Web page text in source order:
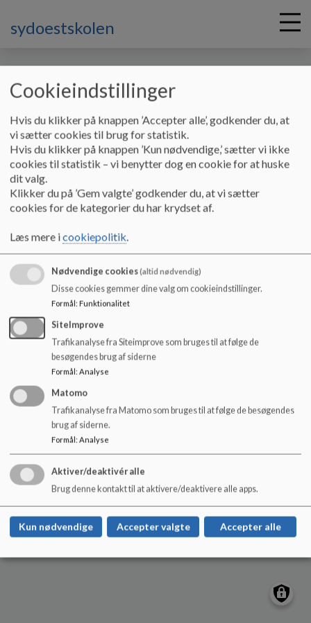
i
sydoestskolen
Muldbjerg SFO Mål og indhold
SFO Mål og indhold
SFO Mål og indhold
Dokumenter
Mål og indhold - Muldbjerg _0.pdf
Hjørring Sydøstskole
Tilgængelighedserklæring
Sitemap
Cookie politik
Cookieindstillinger
Hvis du klikker på knappen ’Accepter alle’, godkender du, at
vi sætter cookies til brug for statistik.
Hvis du klikker på knappen ’Kun nødvendige,’ sætter vi ikke
cookies til statistik – vi benytter dog en cookie for at huske
dit valg.
Klikker du på ’Gem valgte’ godkender du, at vi sætter
cookies for de kategorier du har krydset af.
Læs mere icookiepolitik.
Nødvendige cookies(altid nødvendig)
Disse cookies gemmer dine valg om cookieindstillinger.
Formål: Funktionalitet
SiteImprove
Trafikanalyse fra Siteimprove som bruges til at følge de
besøgendes brug af siderne
Formål: Analyse
Matomo
Trafikanalyse fra Matomo som bruges til at følge de besøgendes
brug af siderne.
Formål: Analyse
Aktiver/deaktivér alle
Brug denne kontakt til at aktivere/deaktivere alle apps.
Kun nødvendige Accepter valgte Accepter alle